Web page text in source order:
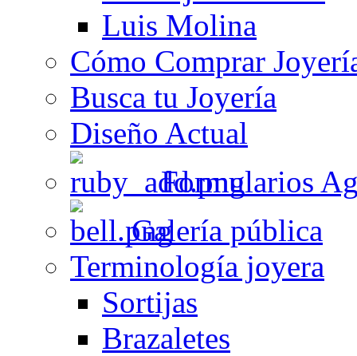
Luis Molina
Cómo Comprar
Busca tu Joyería
Diseño Actual
Formularios
Galería pública
Terminología joyera
Sortijas
Brazaletes